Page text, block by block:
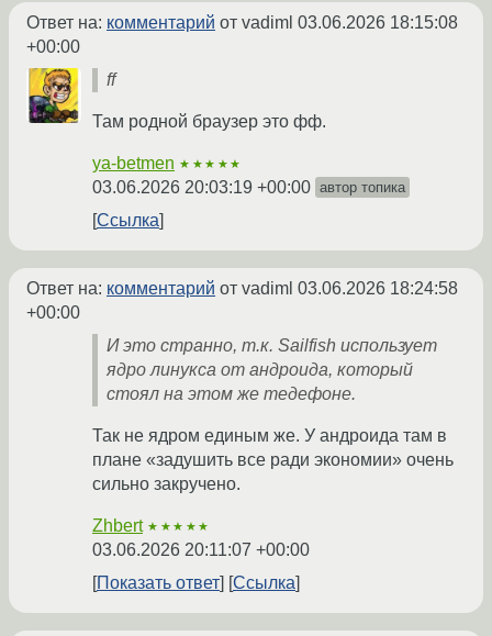
Ответ на: комментарий от vadiml 03.06.2026 18:15:08
+00:00
ff
Там родной браузер это фф.
ya-betmen ★★★★★
03.06.2026 20:03:19 +00:00 автор топика
Ссылка
Ответ на: комментарий от vadiml 03.06.2026 18:24:58
+00:00
И это странно, т.к. Sailfish использует
ядро линукса от андроида, который
стоял на этом же тедефоне.
Так не ядром единым же. У андроида там в
плане «задушить все ради экономии» очень
сильно закручено.
Zhbert ★★★★★
03.06.2026 20:11:07 +00:00
Показать ответ
Ссылка